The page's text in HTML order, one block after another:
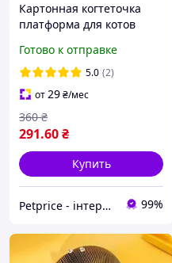
Картонная когтеточка
платформа для котов
Cardboard Scratcher Stag
(87949) 49см
Готово к отправке
5.0 (2)
от29₴/мес
291.60₴
360 ₴
Купить
Petprice - інтернет-магазин зоотоваров 99%